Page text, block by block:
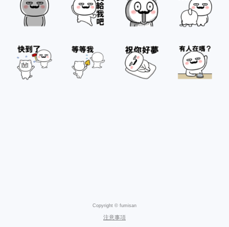
Copyright © fumisan
注意事項